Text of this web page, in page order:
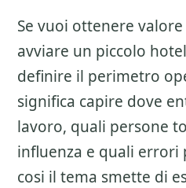
Se vuoi ottenere
avviare un piccolo hotel
definire il perimetro
significa capire dove
lavoro, quali persone
influenza e quali errori
cosi il tema smette di